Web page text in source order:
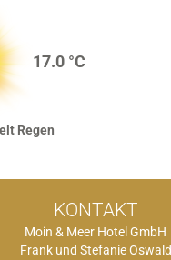
17.0
Regen
KONTAKT
Moin & Meer Hotel GmbH
Frank und Stefanie Oswald